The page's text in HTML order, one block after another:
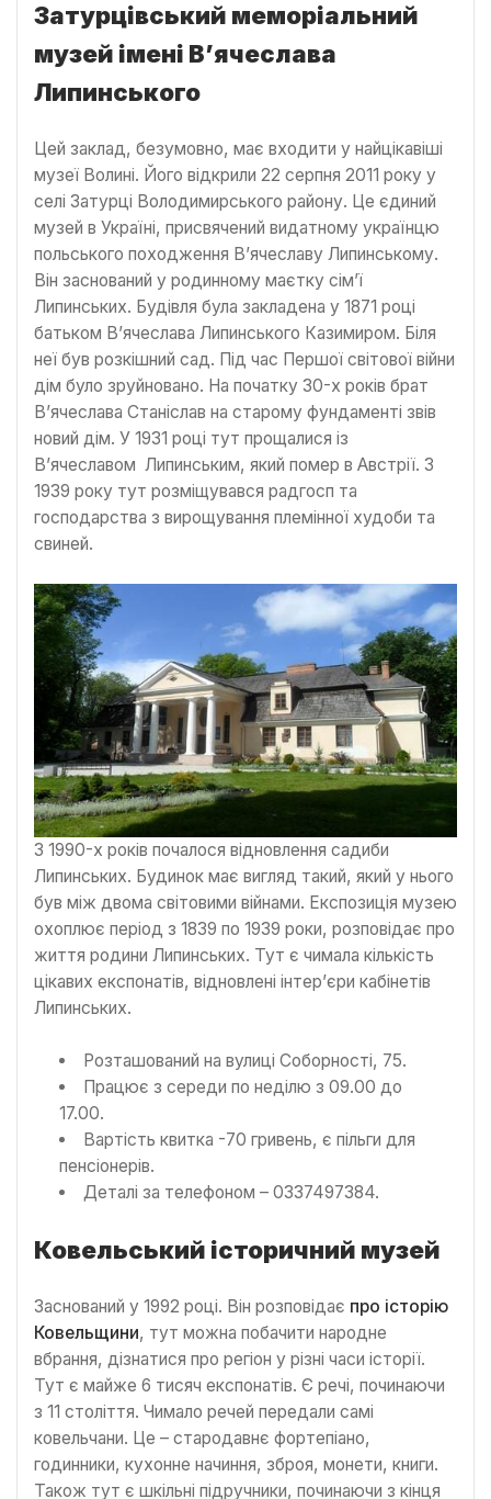
Затурцівський меморіальний
музей імені В’ячеслава
Липинського
Цей заклад, безумовно, має входити у найцікавіші
музеї Волині. Його відкрили 22 серпня 2011 року у
селі Затурці Володимирського району. Це єдиний
музей в Україні, присвячений видатному українцю
польського походження В’ячеславу Липинському.
Він заснований у родинному маєтку сім’ї
Липинських. Будівля була закладена у 1871 році
батьком В’ячеслава Липинського Казимиром. Біля
неї був розкішний сад. Під час Першої світової війни
дім було зруйновано. На початку 30-х років брат
В’ячеслава Станіслав на старому фундаменті звів
новий дім. У 1931 році тут прощалися із
В’ячеславом Липинським, який помер в Австрії. З
1939 року тут розміщувався радгосп та
господарства з вирощування племінної худоби та
свиней.
З 1990-х років почалося відновлення садиби
Липинських. Будинок має вигляд такий, який у нього
був між двома світовими війнами. Експозиція музею
охоплює період з 1839 по 1939 роки, розповідає про
життя родини Липинських. Тут є чимала кількість
цікавих експонатів, відновлені інтер’єри кабінетів
Липинських.
Розташований на вулиці Соборності, 75.
Працює з середи по неділю з 09.00 до
17.00.
Вартість квитка -70 гривень, є пільги для
пенсіонерів.
Деталі за телефоном – 0337497384.
Ковельський історичний музей
Заснований у 1992 році. Він розповідає про історію
Ковельщини, тут можна побачити народне
вбрання, дізнатися про регіон у різні часи історії.
Тут є майже 6 тисяч експонатів. Є речі, починаючи
з 11 століття. Чимало речей передали самі
ковельчани. Це – стародавнє фортепіано,
годинники, кухонне начиння, зброя, монети, книги.
Також тут є шкільні підручники, починаючи з кінця